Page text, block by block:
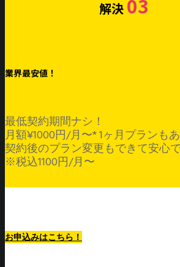
解決 03
業界最安値！
最低契約期間ナシ！
月額¥1000円/月〜* 1ヶ月プランも
契約後のプラン変更もできて安心
※税込1100円/月〜
お申込みはこちら！